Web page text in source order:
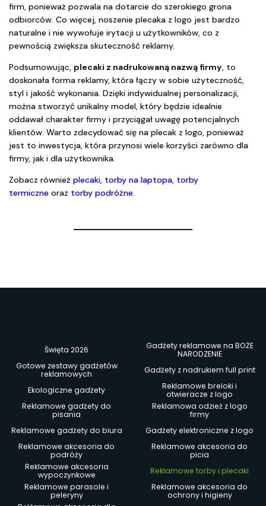
firm, ponieważ pozwala na dotarcie do szerokiego grona
odbiorców. Co więcej, noszenie plecaka z logo jest bardzo
naturalne i nie wywołuje irytacji u użytkowników, co z
pewnością zwiększa skuteczność reklamy.
Podsumowując, plecaki z nadrukowaną nazwą firmy, to
doskonała forma reklamy, która łączy w sobie użyteczność,
styl i jakość wykonania. Dzięki indywidualnej personalizacji,
można stworzyć unikalny model, który będzie idealnie
oddawał charakter firmy i przyciągał uwagę potencjalnych
klientów. Warto zdecydować się na plecak z logo, ponieważ
jest to inwestycja, która przynosi wiele korzyści zarówno dla
firmy, jak i dla użytkownika.
Zobacz również plecaki, torby na laptopa, torby
termiczne oraz torby podróżne.
Święta 2026
Gadżety reklamowe na BOŻE
NARODZENIE
Gotowe zestawy gadżetów
reklamowych
Gadżety z nadrukiem full print
Ekologiczne gadżety
Reklamowe breloki i
otwieracze z logo
Reklamowe gadżety do
pisania
Reklamowa odzież z logo
firmy
Reklamowe gadżety do biura
Gadżety elektroniczne z logo
Reklamowe akcesoria do
podróży
Reklamowe akcesoria do
picia
Reklamowe akcesoria
wypoczynkowe
Reklamowe torby i plecaki
Reklamowe parasole i
peleryny
Reklamowe akcesoria do
ochrony i higieny